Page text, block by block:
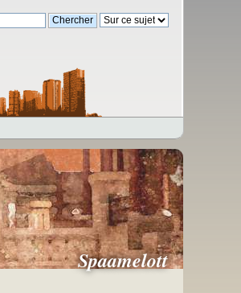
Spaamelott